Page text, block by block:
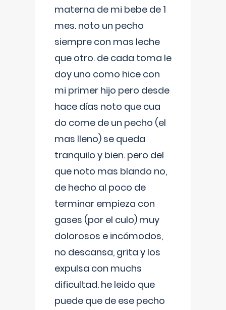
materna de mi bebe de 1
mes. noto un pecho
siempre con mas leche
que otro. de cada toma le
doy uno como hice con
mi primer hijo pero desde
hace días noto que cua
do come de un pecho (el
mas lleno) se queda
tranquilo y bien. pero del
que noto mas blando no,
de hecho al poco de
terminar empieza con
gases (por el culo) muy
dolorosos e incómodos,
no descansa, grita y los
expulsa con muchs
dificultad. he leido que
puede que de ese pecho